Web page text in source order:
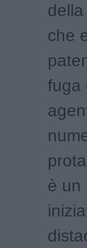
che
fuga
è un